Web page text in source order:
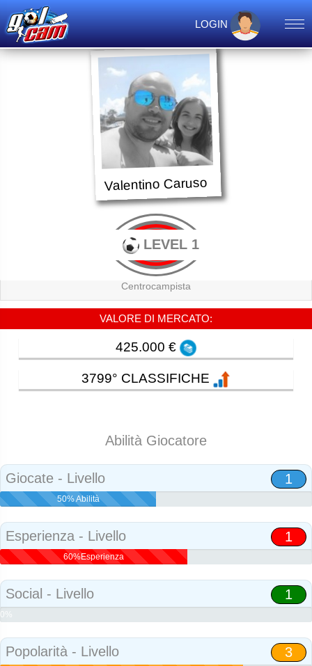
LOGIN
Valentino Caruso
LEVEL 1
Centrocampista
VALORE DI MERCATO:
425.000 €
3799° CLASSIFICHE
Abilità Giocatore
Giocate - Livello 1
50% Abilità
Esperienza - Livello 1
60%Esperienza
Social - Livello 1
0%
Popolarità - Livello 3